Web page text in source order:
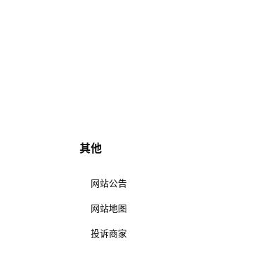
其他
网站公告
网站地图
投诉商家